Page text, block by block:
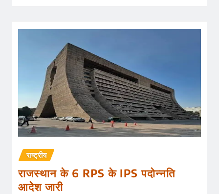
राष्ट्रीय
राजस्थान के 6 RPS के IPS पदोन्नति
आदेश जारी